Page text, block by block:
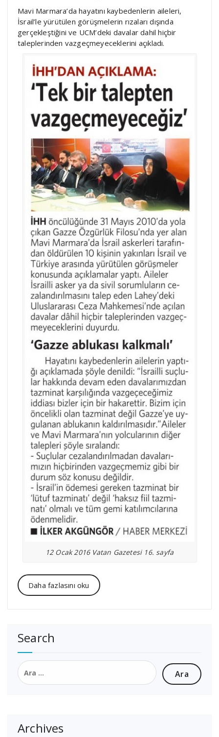
Mavi Marmara’da hayatını kaybedenlerin aileleri,
İsrail’le yürütülen görüşmelerin rızaları dışında
gerçekleştiğini ve UCM’deki davalar dahil hiçbir
taleplerinden vazgeçmeyeceklerini açıkladı.
12 Ocak 2016 Vatan Gazetesi 16. sayfa
Daha fazlasını oku
Search
Arama:
Archives